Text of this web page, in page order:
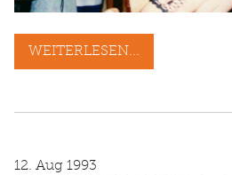
WEITERLESEN...
12. Aug 1993